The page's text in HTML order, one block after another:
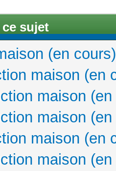
sujet
(en cours)
maison (en
maison
maison
maison (en
maison